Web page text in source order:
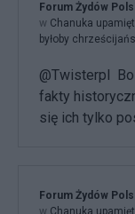
Forum Żydów
w Chanuka
byłoby
@Twisterpl Bo
fakty
się ich tylko
Forum Żydów
w Chanuka